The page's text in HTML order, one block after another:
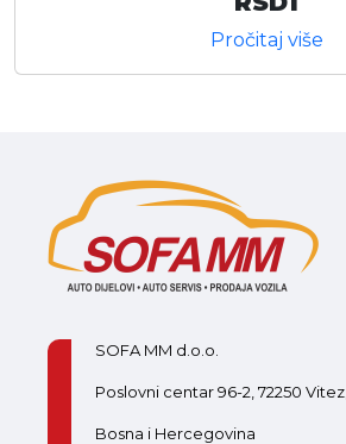
Pročitaj više
SOFA MM d.o.o.
Poslovni centar 96-2, 72250 Vitez,
Bosna i Hercegovina